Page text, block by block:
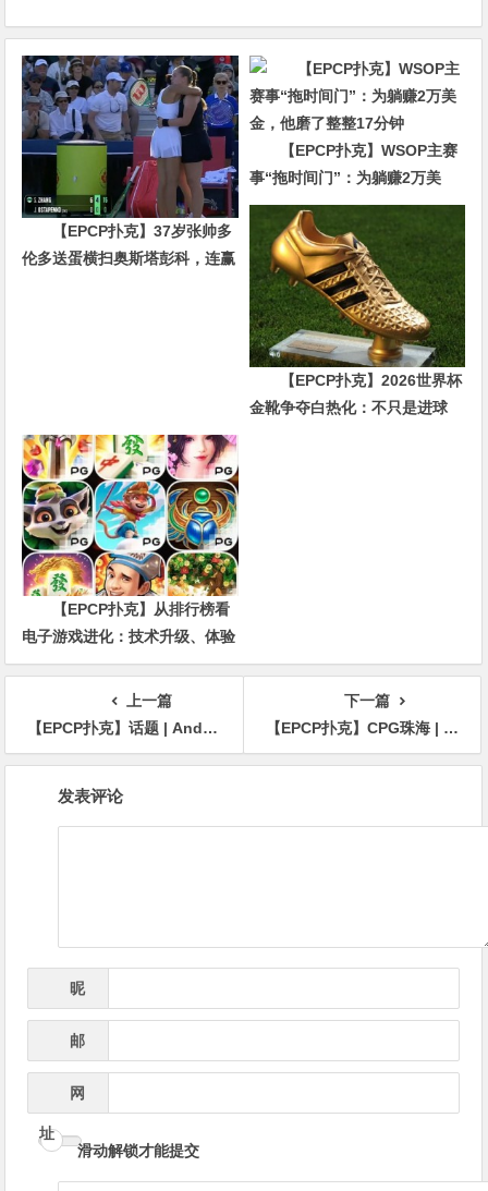
【EPCP扑克】37岁张帅多
伦多送蛋横扫奥斯塔彭科，连赢
【EPCP扑克】WSOP主赛
事“拖时间门”：为躺赚2万美
金，他磨了整整17分钟
【EPCP扑克】2026世界杯
金靴争夺白热化：不只是进球
【EPCP扑克】从排行榜看
电子游戏进化：技术升级、体验
创新与未来趋势
上一篇
【EPCP扑克】话题 | Andrew Moreno有一个关于WSOP的廉价技巧，您可以在家尝试
下一篇
【EPCP扑克】CPG珠海 | 正式开赛！主赛第一轮A组407人参赛121人晋级，林文程30.7万记分牌登顶CL
发表评论
昵
邮
网
址
滑动解锁才能提交